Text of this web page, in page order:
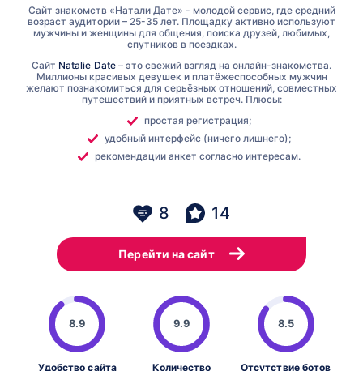
Сайт знакомств «Натали Дате» - молодой сервис, где средний
возраст аудитории – 25-35 лет. Площадку активно используют
мужчины и женщины для общения, поиска друзей, любимых,
спутников в поездках.
Сайт Natalie Date – это свежий взгляд на онлайн-знакомства.
Миллионы красивых девушек и платёжеспособных мужчин
желают познакомиться для серьёзных отношений, совместных
путешествий и приятных встреч. Плюсы:
простая регистрация;
удобный интерфейс (ничего лишнего);
рекомендации анкет согласно интересам.
8 14
Перейти на сайт
8.9
Удобство сайта
9.9
Количество
8.5
Отсутствие ботов